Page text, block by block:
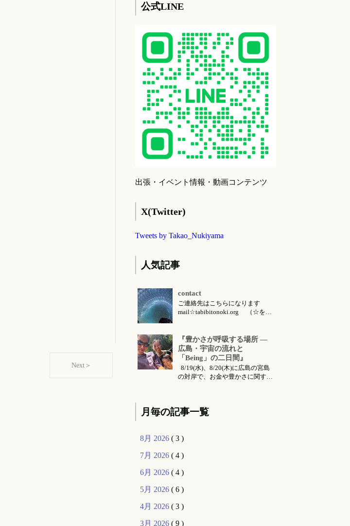
Next＞
公式LINE
出張・イベント情報・動画コンテンツ
X(Twitter)
Tweets by Takao_Nukiyama
人気記事
contact
ご連絡先はこちらになります
mail☆tabibitonoki.org （☆を@
こちらです 今月のイベント・ワ
ークショップ・セッション・リト
リート・出張情報等 対面セッシ
ョン所要時間・場所 セッション
メニ...
『豊かさが呼吸する場所 ―
広島・宇宙の流れと
「Being」の二日間』
8/19(水)、8/20(木)に広島の宮島
の対岸で、お金や豊かさに関する
かさ・宇宙の流れ〜』 のお話の
ンツとして購入可能です...
月毎の記事一覧
8月 2026 ( 3 )
7月 2026 ( 4 )
6月 2026 ( 4 )
5月 2026 ( 6 )
4月 2026 ( 3 )
3月 2026 ( 9 )